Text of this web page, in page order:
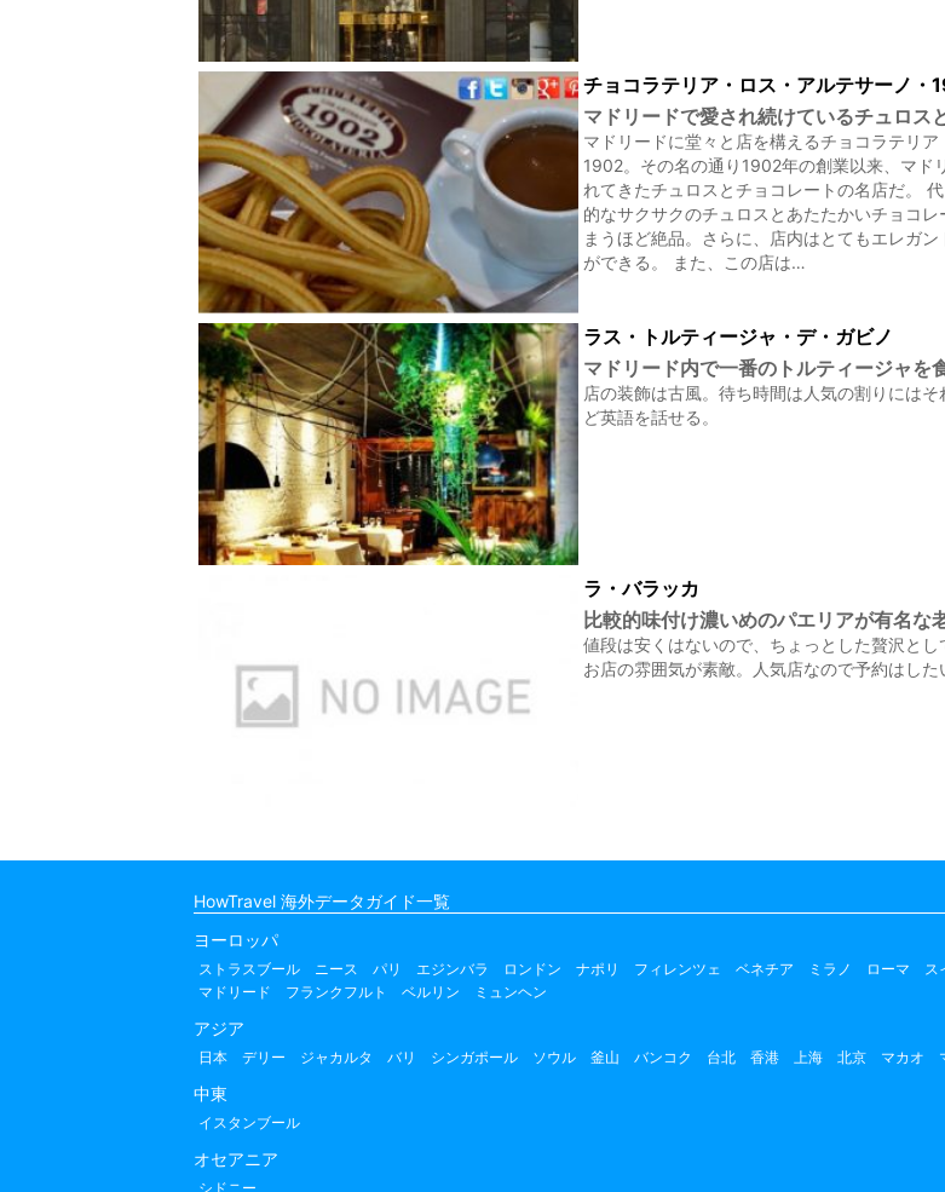
チョコラテリア・ロス・アルテサーノ・
マドリードで愛され続けているチュロス
マドリードに堂々と店を構えるチョコラテリア
1902。その名の通り1902年の創業以来、マド
れてきたチュロスとチョコレートの名店だ。
的なサクサクのチュロスとあたたかいチョコ
まうほど絶品。さらに、店内はとてもエレガ
ができる。 また、この店は…
ラス・トルティージャ・デ・ガビノ
マドリード内で一番のトルティージャを
店の装飾は古風。待ち時間は人気の割りには
ど英語を話せる。
ラ・バラッカ
比較的味付け濃いめのパエリアが有名な
値段は安くはないので、ちょっとした贅沢とし
お店の雰囲気が素敵。人気店なので予約はした
HowTravel 海外データガイド一覧
ヨーロッパ
ストラスブール ニース パリ エジンバラ ロンドン ナポリ フィレンツェ ベネチア ミラノ ローマ ス
マドリード
フランクフルト ベルリン ミュンヘン
アジア
日本 デリー ジャカルタ バリ シンガポール ソウル 釜山 バンコク 台北 香港 上海 北京 マカオ
中東
イスタンブール
オセアニア
シドニー